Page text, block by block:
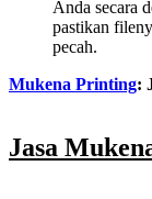
Anda secara
pastikan
pecah.
Mukena Printing:
Jasa